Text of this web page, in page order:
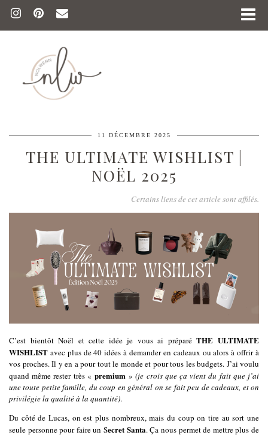
11 DÉCEMBRE 2025
THE ULTIMATE WISHLIST |
NOËL 2025
Certains liens de cet article sont affilés.
C’est bientôt Noël et cette idée je vous ai préparéTHE ULTIMATE
WISHLIST avec plus de 40 idées à demander en cadeaux ou alors à offrir à
vos proches. Il y en a pour tout le monde et pour tous les budgets. J’ai voulu
quand même rester très « premium »(je crois que ça vient du fait que j’ai
une toute petite famille, du coup en général on se fait peu de cadeaux, et on
privilégie la qualité à la quantité).
Du côté de Lucas, on est plus nombreux, mais du coup on tire au sort une
seule personne pour faire un Secret Santa. Ça nous permet de mettre plus de